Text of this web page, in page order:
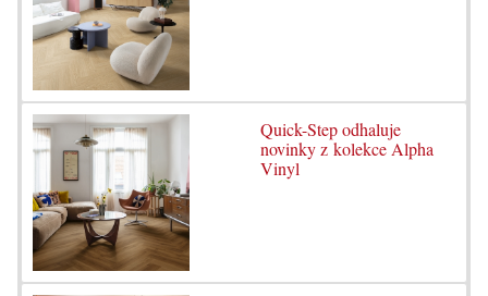
Quick-Step odhaluje
novinky z kolekce Alpha
Vinyl